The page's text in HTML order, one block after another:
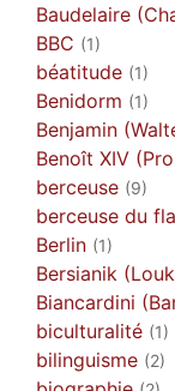
Baudelaire
BBC (1)
béatitude (1)
Benidorm (1)
Benjamin
Benoît XIV
berceuse (9)
berceuse du
Berlin (1)
Bersianik
Biancardini
biculturalité (1)
bilinguisme (2)